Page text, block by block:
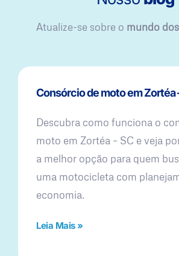
Atualize-se sobre o mundo
Consórcio de moto em Zortéa
Descubra como funciona o
moto em Zortéa – SC e veja
a melhor opção para quem
uma motocicleta com
economia.
Leia Mais »